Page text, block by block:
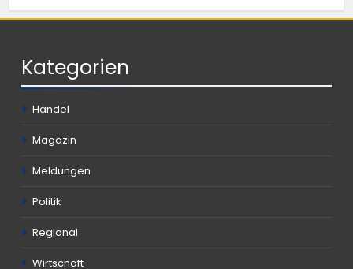
Kategorien
Handel
Magazin
Meldungen
Politik
Regional
Wirtschaft